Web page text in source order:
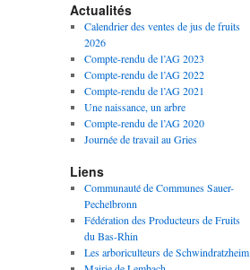
Actualités
Calendrier des ventes de jus de fruits
2026
Compte-rendu de l’AG 2023
Compte-rendu de l’AG 2022
Compte-rendu de l’AG 2021
Une naissance, un arbre
Compte-rendu de l’AG 2020
Journée de travail au Gries
Liens
Communauté de Communes Sauer-
Pechelbronn
Fédération des Producteurs de Fruits
du Bas-Rhin
Les arboriculteurs de Schwindratzheim